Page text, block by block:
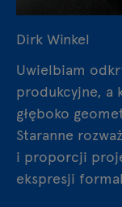
Dirk Winkel
Uwielbiam
produkcyjne, a
głęboko
Staranne
i proporcji
ekspresji